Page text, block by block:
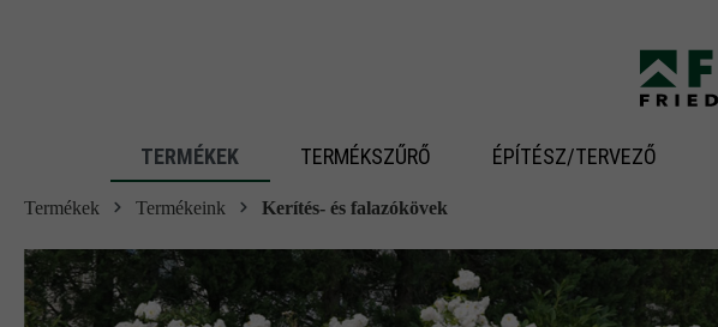
TERMÉKEK TERMÉKSZŰRŐ ÉPÍTÉSZ/TERVEZŐ
Termékek Termékeink Kerítés- és falazókövek